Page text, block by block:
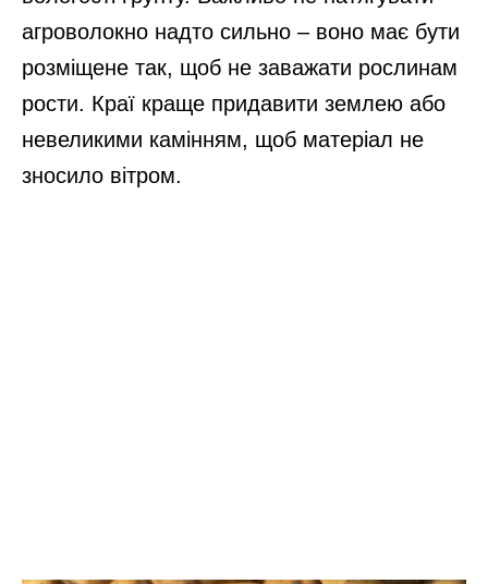
агроволокно надто сильно – воно має бути
розміщене так, щоб не заважати рослинам
рости. Краї краще придавити землею або
невеликими камінням, щоб матеріал не
зносило вітром.